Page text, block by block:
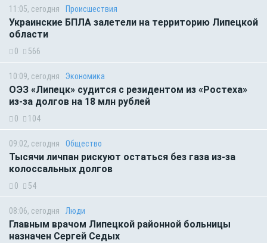
11:05, сегодня Происшествия
Украинские БПЛА залетели на территорию Липецкой
области
0 566
10:09, сегодня Экономика
ОЭЗ «Липецк» судится с резидентом из «Ростеха»
из-за долгов на 18 млн рублей
0 104
09:02, сегодня Общество
Тысячи личпан рискуют остаться без газа из-за
колоссальных долгов
0 54
08:06, сегодня Люди
Главным врачом Липецкой районной больницы
назначен Сергей Седых